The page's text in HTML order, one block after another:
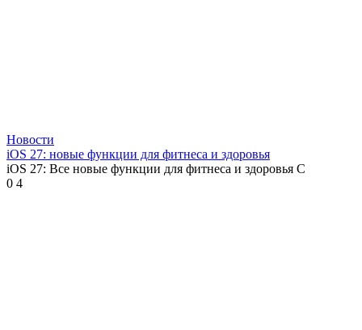
Новости
iOS 27: новые функции для фитнеса и здоровья
iOS 27: Все новые функции для фитнеса и здоровья С
0 4